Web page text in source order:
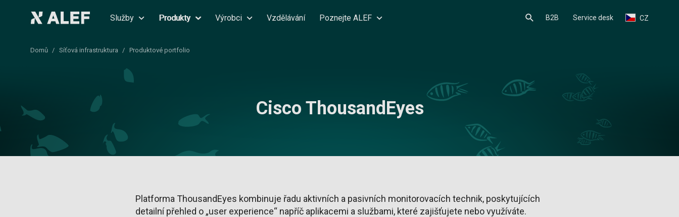
Služby Produkty Výrobci Vzdělávání Poznejte ALEF B2B Service desk CZ
Domů Síťová infrastruktura Produktové portfolio
Cisco ThousandEyes
Platforma ThousandEyes kombinuje řadu aktivních a pasivních monitorovacích technik, poskytujících
detailní přehled o „user experience“ napříč aplikacemi a službami, které zajišťujete nebo využíváte.